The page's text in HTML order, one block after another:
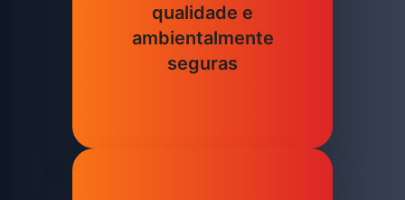
qualidade e
ambientalmente
seguras